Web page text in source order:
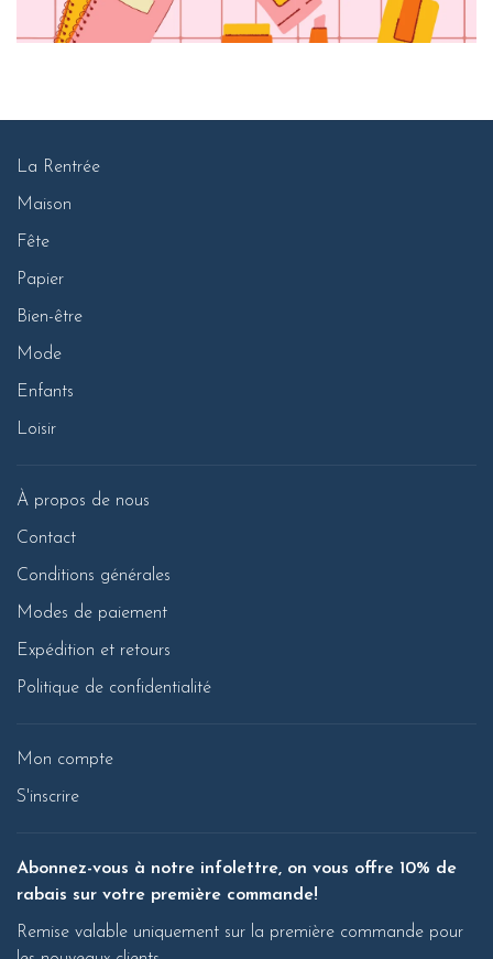
La Rentrée
Maison
Fête
Papier
Bien-être
Mode
Enfants
Loisir
À propos de nous
Contact
Conditions générales
Modes de paiement
Expédition et retours
Politique de confidentialité
Mon compte
S'inscrire
Abonnez-vous à notre infolettre, on vous offre 10% de
rabais sur votre première commande!
Remise valable uniquement sur la première commande pour